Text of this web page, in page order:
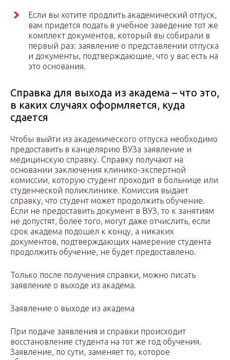
Если вы хотите продлить академический отпуск,
вам придется подать в учебное заведение тот же
комплект документов, который вы собирали в
первый раз: заявление о представлении отпуска
и документы, подтверждающие, что у вас есть на
это основания.
Справка для выхода из академа – что это,
в каких случаях оформляется, куда
сдается
Чтобы выйти из академического отпуска необходимо
предоставить в канцелярию ВУЗа заявление и
медицинскую справку. Справку получают на
основании заключения клинико-экспертной
комиссии, которую студент проходит в больнице или
студенческой поликлинике. Комиссия выдает
справку, что студент может продолжить обучение.
Если не предоставить документ в ВУЗ, то к занятиям
не допустят, более того, могут даже отчислить, если
срок академа подошел к концу, а никаких
документов, подтверждающих намерение студента
продолжить обучение, не будет предоставлено.
Только после получения справки, можно писать
заявление о выходе из академа.
Заявление о выходе из академа
При подаче заявления и справки происходит
восстановление студента на тот же год обучения.
Заявление, по сути, заменяет то, которое